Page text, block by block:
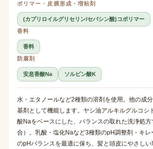
ポリマー・皮膜形成・増粘剤
(カプリロイルグリセリン/セバシン酸)コポリマー
香料
香料
防腐剤
安息香酸Na ソルビン酸K
水・エタノールなど2種類の溶剤を使用。他の成
基剤として機能します。ヤシ油アルキルグルコシ
酸Naをベースにした、バランスの取れた洗浄処
合）。乳酸・塩化Naなど3種類のpH調整剤・キレ
のpHバランスを最適に保ち、髪と頭皮にやさしい